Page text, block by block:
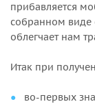
прибавляется
собранном виде
облегчает нам
Итак при
во-первых